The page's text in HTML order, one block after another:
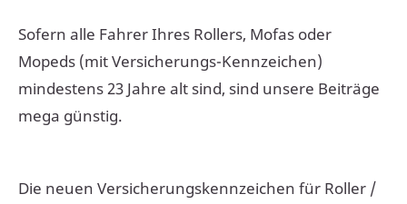
Sofern alle Fahrer Ihres Rollers, Mofas oder
Mopeds (mit Versicherungs-Kennzeichen)
mindestens 23 Jahre alt sind, sind unsere Beiträge
mega günstig.
Die neuen Versicherungskennzeichen für Roller /